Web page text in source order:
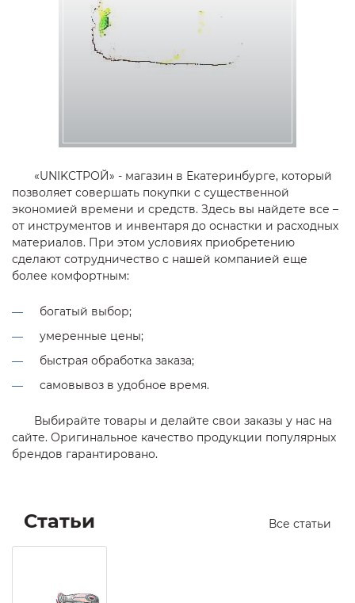
«UNIKСТРОЙ» - магазин в Екатеринбурге, который
позволяет совершать покупки с существенной
экономией времени и средств. Здесь вы найдете все –
от инструментов и инвентаря до оснастки и расходных
материалов. При этом условиях приобретению
сделают сотрудничество с нашей компанией еще
более комфортным:
богатый выбор;
умеренные цены;
быстрая обработка заказа;
самовывоз в удобное время.
Выбирайте товары и делайте свои заказы у нас на
сайте. Оригинальное качество продукции популярных
брендов гарантировано.
Статьи Все статьи